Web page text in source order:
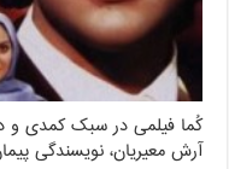
آرش معیریان، نویسندگی